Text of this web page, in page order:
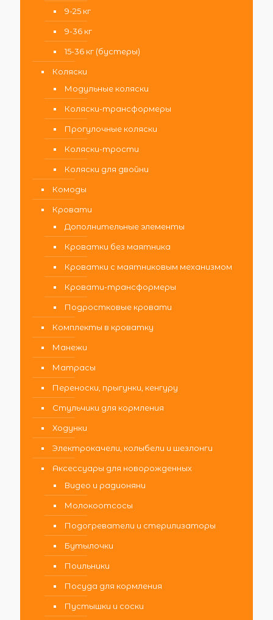
9-25 кг
9-36 кг
15-36 кг (бустеры)
Коляски
Модульные коляски
Коляски-трансформеры
Прогулочные коляски
Коляски-трости
Коляски для двойни
Комоды
Кровати
Дополнительные элементы
Кроватки без маятника
Кроватки с маятниковым механизмом
Кровати-трансформеры
Подростковые кровати
Комплекты в кроватку
Манежи
Матрасы
Переноски, прыгунки, кенгуру
Стульчики для кормления
Ходунки
Электрокачели, колыбели и шезлонги
Аксессуары для новорожденных
Видео и радионяни
Молокоотсосы
Подогреватели и стерилизаторы
Бутылочки
Поильники
Посуда для кормления
Пустышки и соски